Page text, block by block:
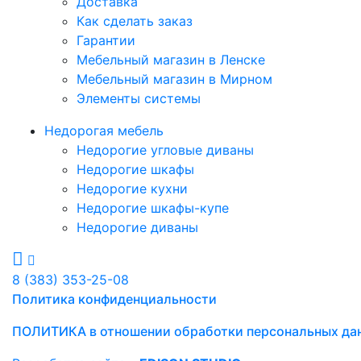
Как сделать заказ
Гарантии
Мебельный магазин в Ленске
Мебельный магазин в Мирном
Элементы системы
Недорогая мебель
Недорогие угловые диваны
Недорогие шкафы
Недорогие кухни
Недорогие шкафы-купе
Недорогие диваны
8 (383) 353-25-08
Политика конфиденциальности
ПОЛИТИКА в отношении обработки персональных